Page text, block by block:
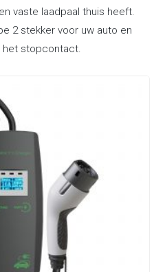
vaste laadpaal thuis heeft.
2 stekker voor uw auto en
het stopcontact.